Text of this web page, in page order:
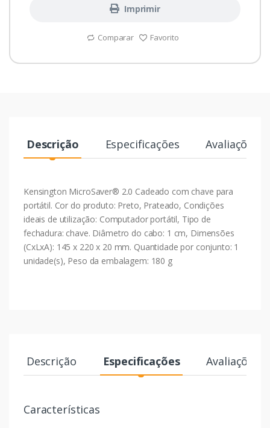
Imprimir
Comparar Favorito
Descrição Especificações Avaliações
Kensington MicroSaver® 2.0 Cadeado com chave para
portátil. Cor do produto: Preto, Prateado, Condições
ideais de utilização: Computador portátil, Tipo de
fechadura: chave. Diâmetro do cabo: 1 cm, Dimensões
(CxLxA): 145 x 220 x 20 mm. Quantidade por conjunto: 1
unidade(s), Peso da embalagem: 180 g
Descrição Especificações Avaliações
Características